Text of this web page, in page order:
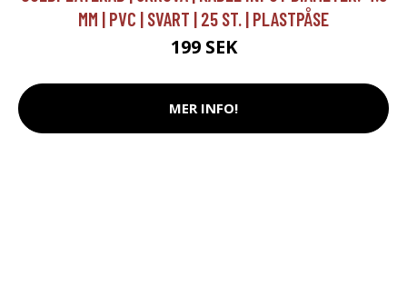
MM | PVC | SVART | 25 ST. | PLASTPÅSE
199 SEK
MER INFO!